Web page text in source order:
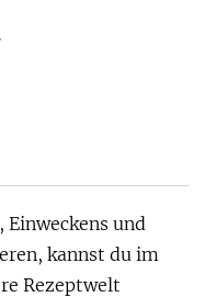
Einweckens und
kannst du im
Rezeptwelt